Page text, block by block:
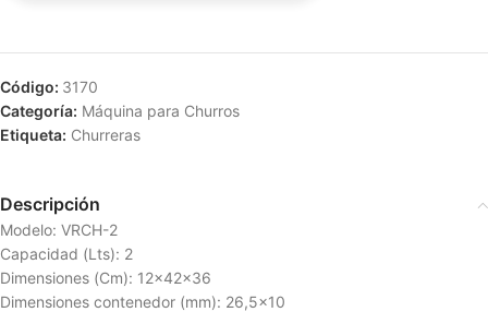
Código: 3170
Categoría: Máquina para Churros
Etiqueta: Churreras
Descripción
Modelo: VRCH-2
Capacidad (Lts): 2
Dimensiones (Cm): 12x42x36
Dimensiones contenedor (mm): 26,5×10